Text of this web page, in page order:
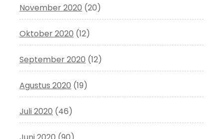
November 2020 (20)
Oktober 2020 (12)
September 2020 (12)
Agustus 2020 (19)
Juli 2020 (46)